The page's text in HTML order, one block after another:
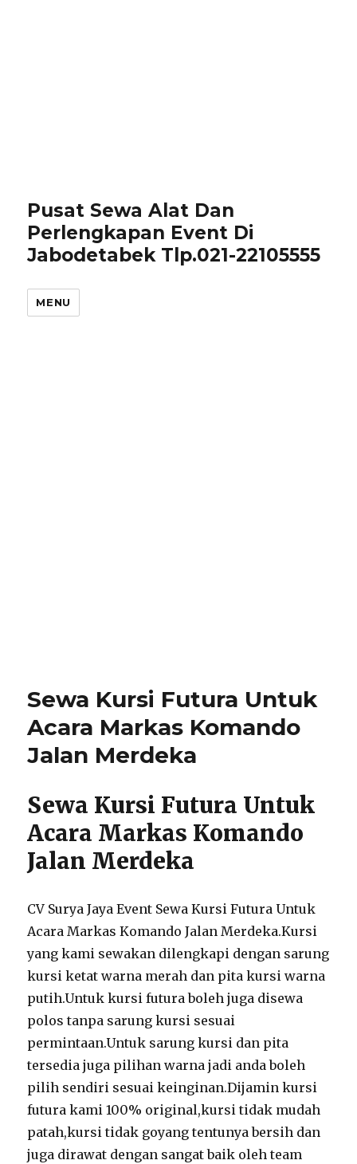
Pusat Sewa Alat Dan
Perlengkapan Event Di
Jabodetabek Tlp.021-22105555
MENU
Sewa Kursi Futura Untuk
Acara Markas Komando
Jalan Merdeka
Sewa Kursi Futura Untuk
Acara Markas Komando
Jalan Merdeka
CV Surya Jaya Event Sewa Kursi Futura Untuk
Acara Markas Komando Jalan Merdeka.Kursi
yang kami sewakan dilengkapi dengan sarung
kursi ketat warna merah dan pita kursi warna
putih.Untuk kursi futura boleh juga disewa
polos tanpa sarung kursi sesuai
permintaan.Untuk sarung kursi dan pita
tersedia juga pilihan warna jadi anda boleh
pilih sendiri sesuai keinginan.Dijamin kursi
futura kami 100% original,kursi tidak mudah
patah,kursi tidak goyang tentunya bersih dan
juga dirawat dengan sangat baik oleh team